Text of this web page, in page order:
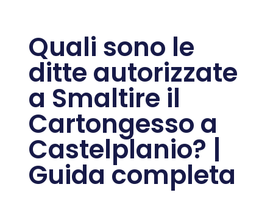
Quali sono le
ditte autorizzate
a Smaltire il
Cartongesso a
Castelplanio? |
Guida completa